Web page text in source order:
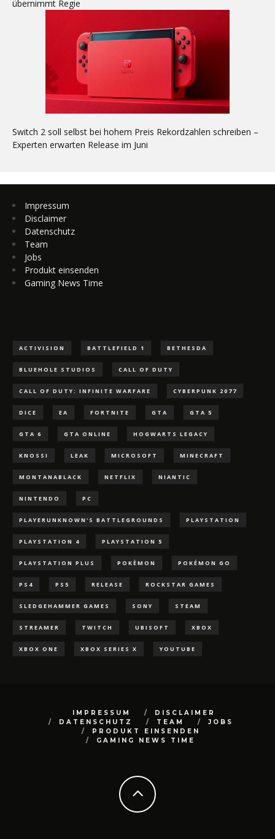
übernimmt Regie
Switch 2 soll selbst bei hohem Preis Rekordzahlen schreiben –
Experten erwarten Release im Juni
Impressum
Disclaimer
Datenschutz
Team
Jobs
Produkt einsenden
Gaming News Time
ACTIVISION BATTLEFIELD 1 BETHESDA
BLUEHOLE STUDIOS CALL OF DUTY
CALL OF DUTY: INFINITE WARFARE CYBERPUNK 2077
DICE EA FORTNITE GTA GTA 5
GTA 6 GTA ONLINE HOGWARTS LEGACY
KNOSSI LEAK MICROSOFT MINECRAFT
MONTANABLACK NETFLIX NIANTIC
NINTENDO PC
PLAYERUNKNOWN'S BATTLEGROUNDS PLAYSTATION
PLAYSTATION 4 PLAYSTATION 5
PLAYSTATION PLUS POKÈMON POKÉMON GO
PS4 PS5 RELEASE ROCKSTAR GAMES
SLEDGEHAMMER GAMES SONY STEAM
STREAMER TWITCH UBISOFT XBOX
XBOX ONE XBOX SERIES X YOUTUBE
IMPRESSUM
DISCLAIMER
DATENSCHUTZ
TEAM
JOBS
PRODUKT EINSENDEN
GAMING NEWS TIME